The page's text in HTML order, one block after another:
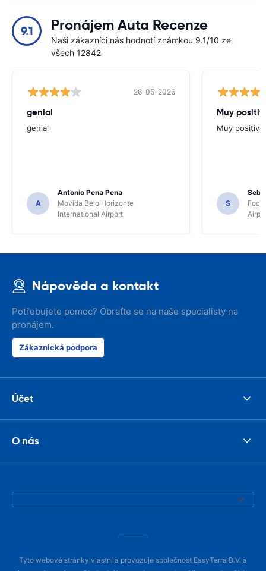
9.1 Pronájem Auta Recenze
Naši zákazníci nás hodnotí známkou 9.1/10 ze
všech 12842
26-05-2026
genial
genial
A
Antonio Pena Pena
Movida Belo Horizonte
International Airport
Muy
Muy positiva
S
Foco
Nápověda a kontakt
Potřebujete pomoc? Obraťte se na naše specialisty na
pronájem.
Zákaznická podpora
Účet
O nás
Tyto webové stránky vlastní a provozuje společnost EasyTerra B.V. a